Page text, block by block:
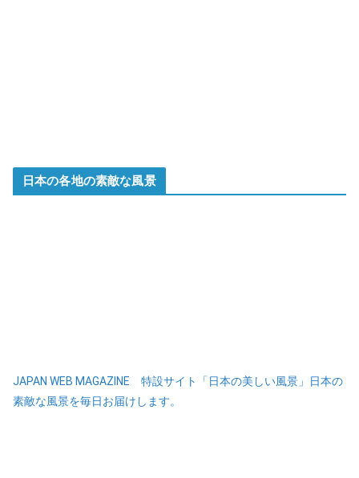
日本の各地の素敵な風景
JAPAN WEB MAGAZINE 特設サイト「日本の美しい風景」日本の
素敵な風景を毎日お届けします。